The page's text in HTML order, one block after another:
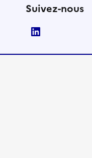
Suivez-nous